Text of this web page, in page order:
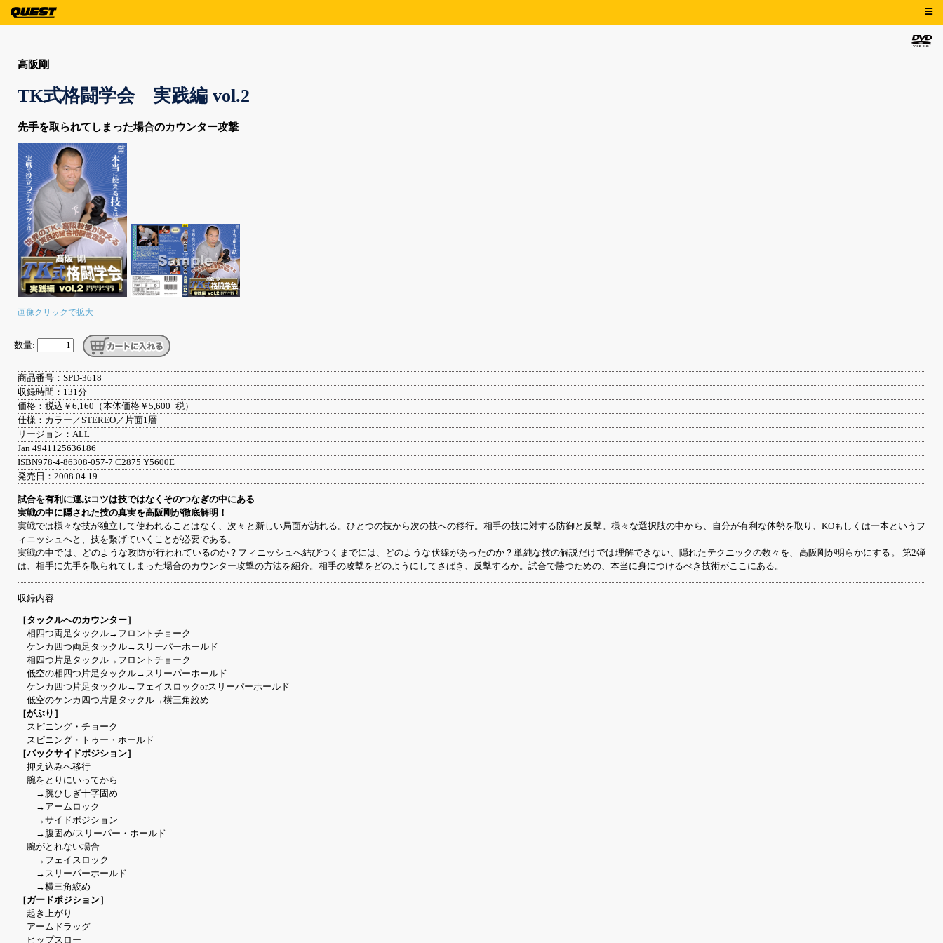
高阪剛
TK式格闘学会 実践編 vol.2
先手を取られてしまった場合のカウンター攻撃
画像クリックで拡大
数量:
商品番号：SPD-3618
収録時間：131分
価格：税込￥6,160（本体価格￥5,600+税）
仕様：カラー／STEREO／片面1層
リージョン：ALL
Jan 4941125636186
ISBN978-4-86308-057-7 C2875 Y5600E
発売日：2008.04.19
試合を有利に運ぶコツは技ではなくそのつなぎの中にある
実戦の中に隠された技の真実を高阪剛が徹底解明！
実戦では様々な技が独立して使われることはなく、次々と新しい局面が訪れる。ひとつの技から次の技への移行。相手の技に対する防御と反撃。様々な選択肢の中から、自分が有利な体勢を取り、KOもしくは一本というフ
ィニッシュへと、技を繋げていくことが必要である。
実戦の中では、どのような攻防が行われているのか？フィニッシュへ結びつくまでには、どのような伏線があったのか？単純な技の解説だけでは理解できない、隠れたテクニックの数々を、高阪剛が明らかにする。 第2弾
は、相手に先手を取られてしまった場合のカウンター攻撃の方法を紹介。相手の攻撃をどのようにしてさばき、反撃するか。試合で勝つための、本当に身につけるべき技術がここにある。
収録内容
［タックルへのカウンター］
相四つ両足タックル→フロントチョーク
ケンカ四つ両足タックル→スリーパーホールド
相四つ片足タックル→フロントチョーク
低空の相四つ片足タックル→スリーパーホールド
ケンカ四つ片足タックル→フェイスロックorスリーパーホールド
低空のケンカ四つ片足タックル→横三角絞め
［がぶり］
スピニング・チョーク
スピニング・トゥー・ホールド
［バックサイドポジション］
抑え込みへ移行
腕をとりにいってから
→腕ひしぎ十字固め
→アームロック
→サイドポジション
→腹固め/スリーパー・ホールド
腕がとれない場合
→フェイスロック
→スリーパーホールド
→横三角絞め
［ガードポジション］
起き上がり
アームドラッグ
ヒップスロー